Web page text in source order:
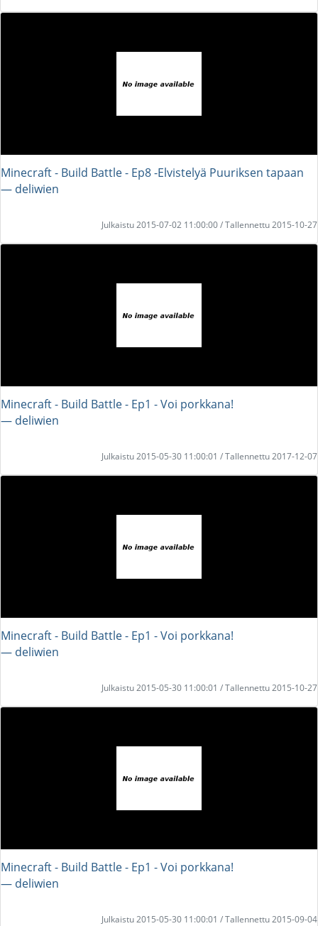
Minecraft - Build Battle - Ep8 -Elvistelyä Puuriksen tapaan
― deliwien
Julkaistu 2015-07-02 11:00:00 / Tallennettu 2015-10-27
Minecraft - Build Battle - Ep1 - Voi porkkana!
― deliwien
Julkaistu 2015-05-30 11:00:01 / Tallennettu 2017-12-07
Minecraft - Build Battle - Ep1 - Voi porkkana!
― deliwien
Julkaistu 2015-05-30 11:00:01 / Tallennettu 2015-10-27
Minecraft - Build Battle - Ep1 - Voi porkkana!
― deliwien
Julkaistu 2015-05-30 11:00:01 / Tallennettu 2015-09-04